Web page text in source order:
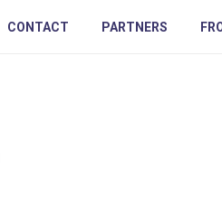
CONTACT PARTNERS